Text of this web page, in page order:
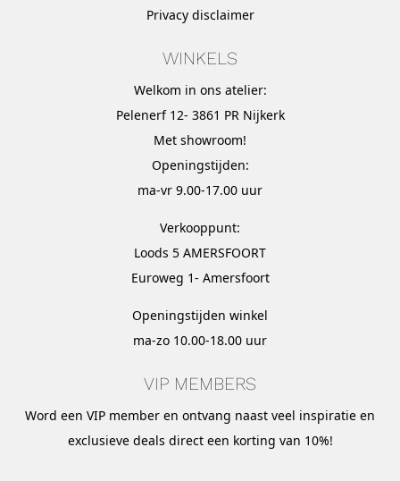
Privacy disclaimer
WINKELS
Welkom in ons atelier:
Pelenerf 12- 3861 PR Nijkerk
Met showroom!
Openingstijden:
ma-vr 9.00-17.00 uur
Verkooppunt:
Loods 5 AMERSFOORT
Euroweg 1- Amersfoort
Openingstijden winkel
ma-zo 10.00-18.00 uur
VIP MEMBERS
Word een VIP member en ontvang naast veel inspiratie en
exclusieve deals direct een korting van 10%!